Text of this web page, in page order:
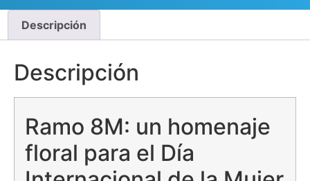
Descripción
Descripción
Ramo 8M: un homenaje
floral para el Día